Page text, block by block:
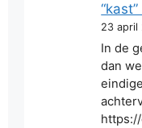
23 april
In de
dan